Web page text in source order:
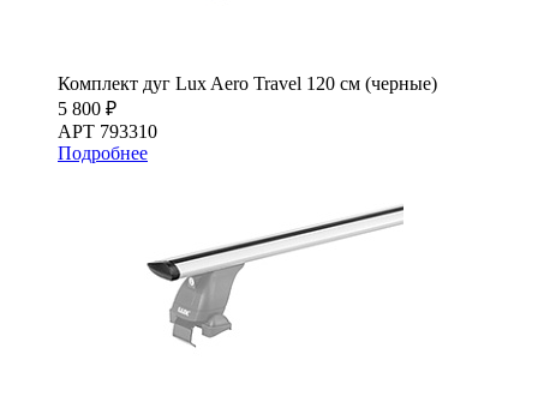
Комплект дуг Lux Aero Travel 120 см (черные)
5 800 ₽
АРТ 793310
Подробнее